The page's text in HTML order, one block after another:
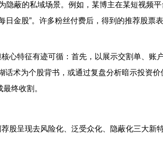
隐蔽的私域场景。例如，某博主在某短视频
日金股”。许多粉丝付费后，得到的推荐股票
心特征有迹可循：首先，以展示交割单、账
话术为个股背书，或通过复盘分析暗示投资
终收割。
股呈现去风险化、泛受众化、隐蔽化三大新